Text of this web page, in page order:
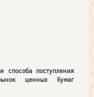
поступления
ценных бумаг